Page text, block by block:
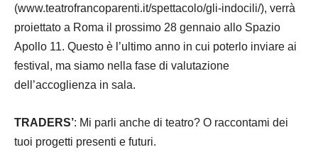
(www.teatrofrancoparenti.it/spettacolo/gli-indocili/), verrà
proiettato a Roma il prossimo 28 gennaio allo Spazio
Apollo 11. Questo è l’ultimo anno in cui poterlo inviare ai
festival, ma siamo nella fase di valutazione
dell’accoglienza in sala.
TRADERS’: Mi parli anche di teatro? O raccontami dei
tuoi progetti presenti e futuri.